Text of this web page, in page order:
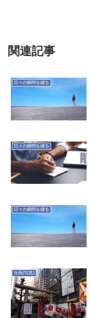
関連記事
日々の瞬間を綴る
日々の瞬間を綴る
日々の瞬間を綴る
光画(写真)